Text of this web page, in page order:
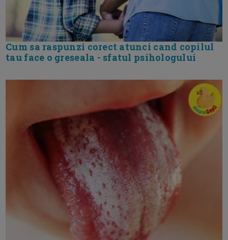
Cum sa raspunzi corect atunci cand copilul
tau face o greseala - sfatul psihologului